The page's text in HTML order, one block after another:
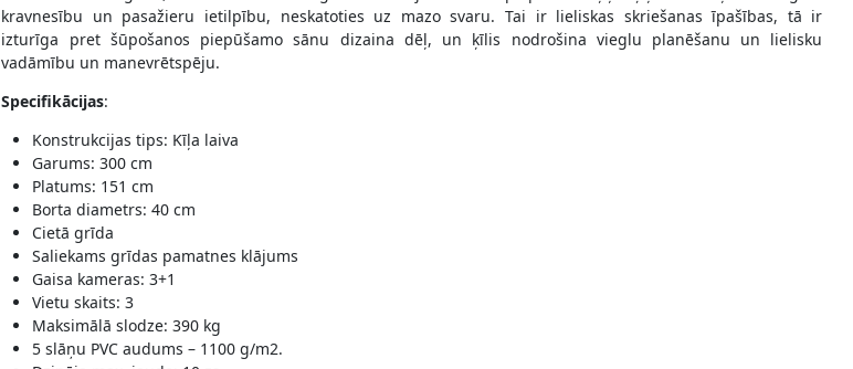
kravnesību un pasažieru ietilpību, neskatoties uz mazo svaru. Tai ir lieliskas skriešanas īpašības, tā ir
izturīga pret šūpošanos piepūšamo sānu dizaina dēļ, un ķīlis nodrošina vieglu planēšanu un lielisku
vadāmību un manevrētspēju.
Specifikācijas:
Konstrukcijas tips: Kīļa laiva
Garums: 300 cm
Platums: 151 cm
Borta diametrs: 40 cm
Cietā grīda
Saliekams grīdas pamatnes klājums
Gaisa kameras: 3+1
Vietu skaits: 3
Maksimālā slodze: 390 kg
5 slāņu PVC audums – 1100 g/m2.